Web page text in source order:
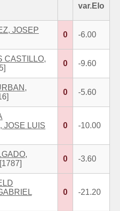
var.Elo
JOSEP
0 -6.00
CASTILLO,
0 -9.60
0 -5.60
JOSE LUIS
0 -10.00
[1787]
0 -3.60
0 -21.20